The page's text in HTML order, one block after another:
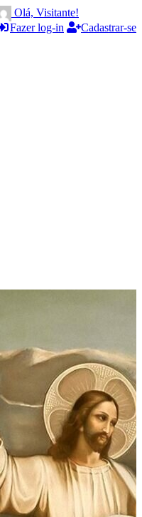
Olá, Visitante!
Fazer log-in
Cadastrar-se